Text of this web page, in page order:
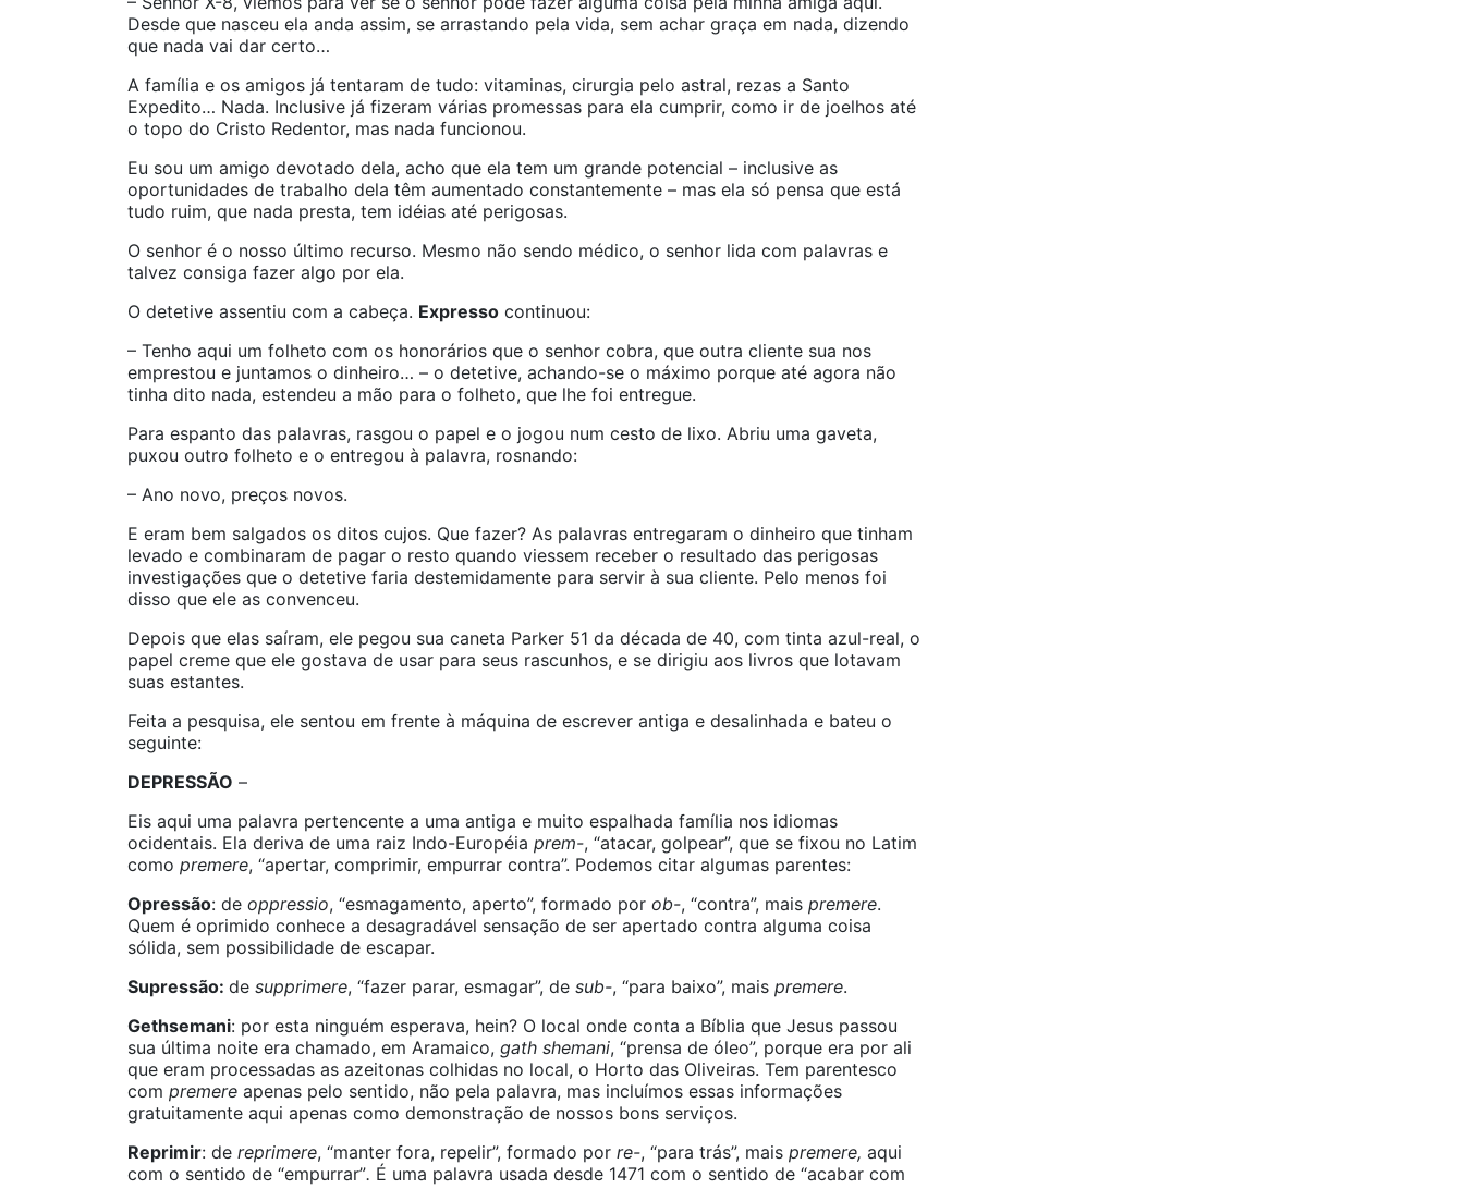
Desde que nasceu ela anda assim, se arrastando pela vida, sem achar graça em nada, dizendo
que nada vai dar certo…
A família e os amigos já tentaram de tudo: vitaminas, cirurgia pelo astral, rezas a Santo
Expedito… Nada. Inclusive já fizeram várias promessas para ela cumprir, como ir de joelhos até
o topo do Cristo Redentor, mas nada funcionou.
Eu sou um amigo devotado dela, acho que ela tem um grande potencial – inclusive as
oportunidades de trabalho dela têm aumentado constantemente – mas ela só pensa que está
tudo ruim, que nada presta, tem idéias até perigosas.
O senhor é o nosso último recurso. Mesmo não sendo médico, o senhor lida com palavras e
talvez consiga fazer algo por ela.
O detetive assentiu com a cabeça. Expresso continuou:
– Tenho aqui um folheto com os honorários que o senhor cobra, que outra cliente sua nos
emprestou e juntamos o dinheiro… – o detetive, achando-se o máximo porque até agora não
tinha dito nada, estendeu a mão para o folheto, que lhe foi entregue.
Para espanto das palavras, rasgou o papel e o jogou num cesto de lixo. Abriu uma gaveta,
puxou outro folheto e o entregou à palavra, rosnando:
– Ano novo, preços novos.
E eram bem salgados os ditos cujos. Que fazer? As palavras entregaram o dinheiro que tinham
levado e combinaram de pagar o resto quando viessem receber o resultado das perigosas
investigações que o detetive faria destemidamente para servir à sua cliente. Pelo menos foi
disso que ele as convenceu.
Depois que elas saíram, ele pegou sua caneta Parker 51 da década de 40, com tinta azul-real, o
papel creme que ele gostava de usar para seus rascunhos, e se dirigiu aos livros que lotavam
suas estantes.
Feita a pesquisa, ele sentou em frente à máquina de escrever antiga e desalinhada e bateu o
seguinte:
DEPRESSÃO –
Eis aqui uma palavra pertencente a uma antiga e muito espalhada família nos idiomas
ocidentais. Ela deriva de uma raiz Indo-Européia prem-, “atacar, golpear”, que se fixou no Latim
como premere, “apertar, comprimir, empurrar contra”. Podemos citar algumas parentes:
Opressão: de oppressio, “esmagamento, aperto”, formado por ob-, “contra”, mais premere.
Quem é oprimido conhece a desagradável sensação de ser apertado contra alguma coisa
sólida, sem possibilidade de escapar.
Supressão: de supprimere, “fazer parar, esmagar”, de sub-, “para baixo”, mais premere.
Gethsemani: por esta ninguém esperava, hein? O local onde conta a Bíblia que Jesus passou
sua última noite era chamado, em Aramaico, gath shemani, “prensa de óleo”, porque era por ali
que eram processadas as azeitonas colhidas no local, o Horto das Oliveiras. Tem parentesco
com premere apenas pelo sentido, não pela palavra, mas incluímos essas informações
gratuitamente aqui apenas como demonstração de nossos bons serviços.
Reprimir: de reprimere, “manter fora, repelir”, formado por re-, “para trás”, mais premere, aqui
com o sentido de “empurrar”. É uma palavra usada desde 1471 com o sentido de “acabar com